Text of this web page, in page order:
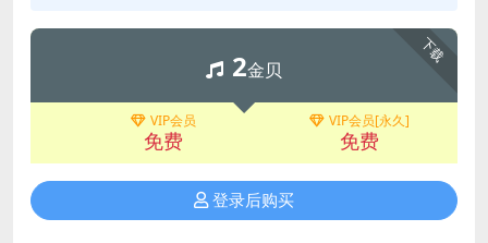
下载
2金贝
VIP会员
免费
VIP会员[永久]
免费
登录后购买